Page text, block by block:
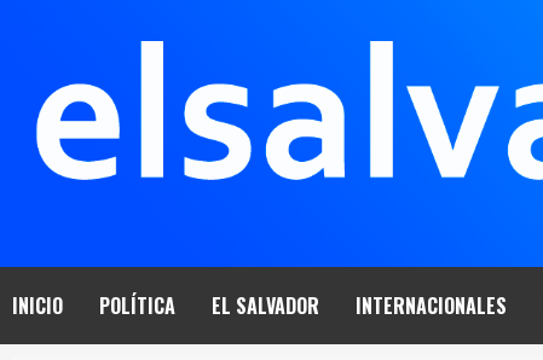
INICIO POLÍTICA EL SALVADOR INTERNACIONALES